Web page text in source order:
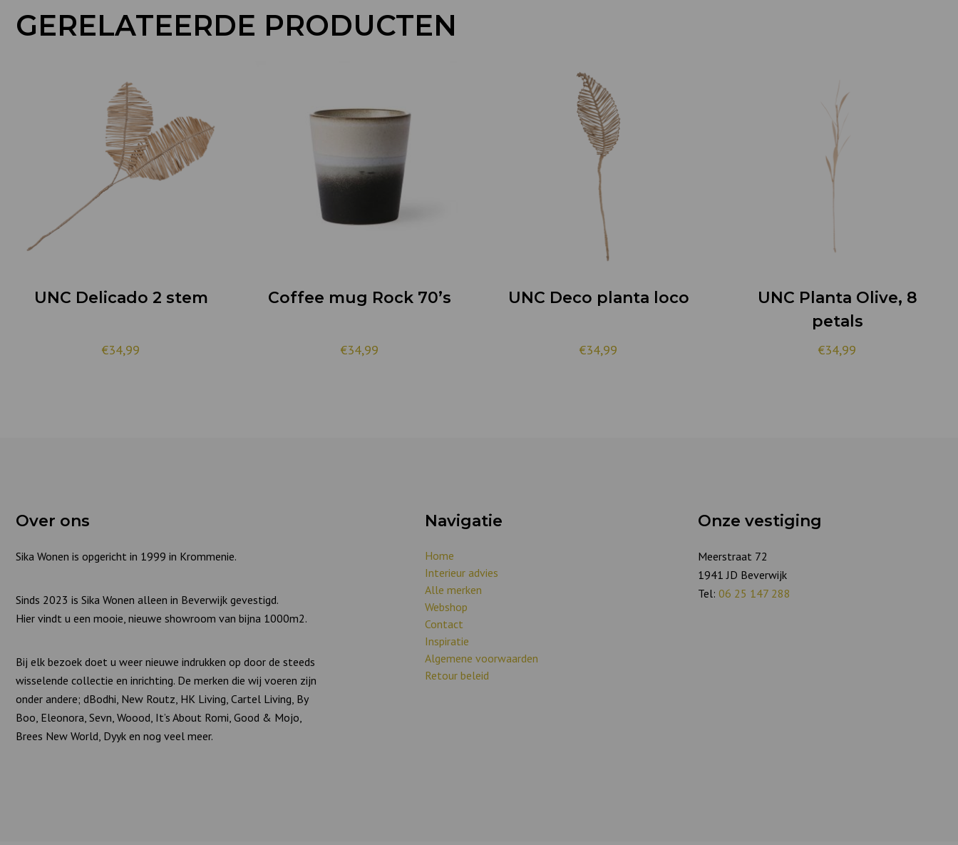
GERELATEERDE PRODUCTEN
UNC Delicado 2 stem
€34,99
Coffee mug Rock 70’s
€34,99
UNC Deco planta loco
€34,99
UNC Planta Olive, 8
petals
€34,99
Over ons
Sika Wonen is opgericht in 1999 in Krommenie.
Sinds 2023 is Sika Wonen alleen in Beverwijk gevestigd.
Hier vindt u een mooie, nieuwe showroom van bijna 1000m2.
Bij elk bezoek doet u weer nieuwe indrukken op door de steeds
wisselende collectie en inrichting. De merken die wij voeren zijn
onder andere; dBodhi, New Routz, HK Living, Cartel Living, By
Boo, Eleonora, Sevn, Woood, It’s About Romi, Good & Mojo,
Brees New World, Dyyk en nog veel meer.
Navigatie
Home
Interieur advies
Alle merken
Webshop
Contact
Inspiratie
Algemene voorwaarden
Retour beleid
Onze vestiging
Meerstraat 72
1941 JD Beverwijk
Tel:06 25 147 288